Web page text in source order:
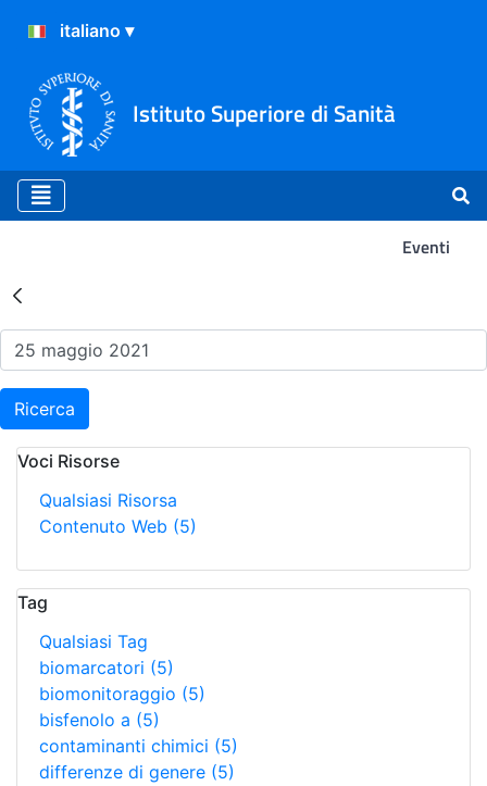
Istituto Superiore di Sanità
Eventi
Risultati della Ricerca -
Ricerca
Voci Risorse
Qualsiasi Risorsa
Contenuto Web (5)
Tag
Qualsiasi Tag
biomarcatori (5)
biomonitoraggio (5)
bisfenolo a (5)
contaminanti chimici (5)
differenze di genere (5)